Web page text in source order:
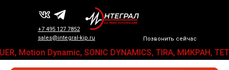
Позвонить сейчас
+7 495 127 7852
sales@integral-kip.ru
Dynamic, SONIC DYNAMICS, TIRA, МИКРАН,